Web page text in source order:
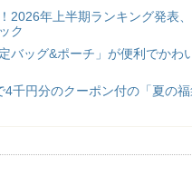
2026年上半期ランキング発表
ク
バッグ&ポーチ」が便利でかわ
千円分のクーポン付の「夏の福